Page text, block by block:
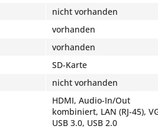
nicht vorhanden
vorhanden
vorhanden
SD-Karte
nicht vorhanden
HDMI, Audio-In/Out
kombiniert, LAN (RJ-45),
USB 3.0, USB 2.0